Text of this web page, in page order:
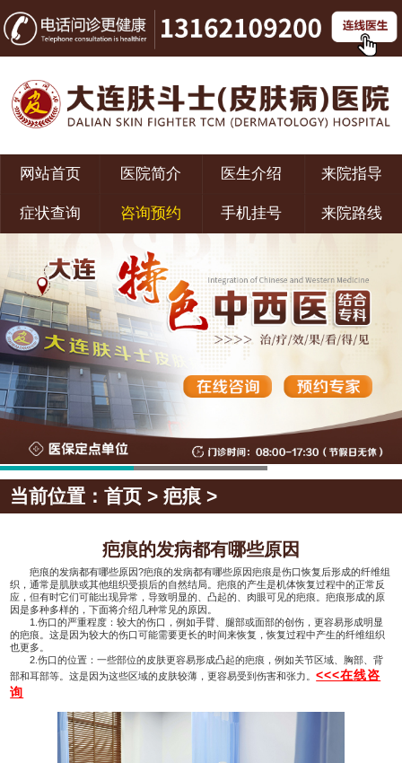
网站首页 医院简介 医生介绍 来院指导
症状查询 咨询预约 手机挂号 来院路线
当前位置：首页 >疤痕 >
疤痕的发病都有哪些原因
疤痕的发病都有哪些原因?疤痕的发病都有哪些原因疤痕是伤口恢复后形成的纤维组
织，通常是肌肤或其他组织受损后的自然结局。疤痕的产生是机体恢复过程中的正常反
应，但有时它们可能出现异常，导致明显的、凸起的、肉眼可见的疤痕。疤痕形成的原
因是多种多样的，下面将介绍几种常见的原因。
1.伤口的严重程度：较大的伤口，例如手臂、腿部或面部的创伤，更容易形成明显
的疤痕。这是因为较大的伤口可能需要更长的时间来恢复，恢复过程中产生的纤维组织
也更多。
2.伤口的位置：一些部位的皮肤更容易形成凸起的疤痕，例如关节区域、胸部、背
部和耳部等。这是因为这些区域的皮肤较薄，更容易受到伤害和张力。<<<在线咨
询